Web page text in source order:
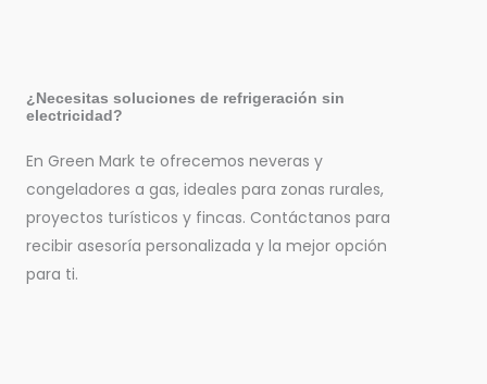
¿Necesitas soluciones de refrigeración sin
electricidad?
En Green Mark te ofrecemos neveras y
congeladores a gas, ideales para zonas rurales,
proyectos turísticos y fincas. Contáctanos para
recibir asesoría personalizada y la mejor opción
para ti.